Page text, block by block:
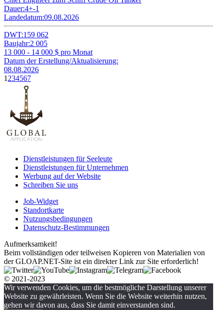
Dauer:4+-1
Landedatum:09.08.2026
DWT:159 062
Baujahr:2 005
13 000 - 14 000 $ pro Monat
Datum der Erstellung/Aktualisierung:
08.08.2026
1 234567
Dienstleistungen für Seeleute
Dienstleistungen für Unternehmen
Werbung auf der Website
Schreiben Sie uns
Job-Widget
Standortkarte
Nutzungsbedingungen
Datenschutz-Bestimmungen
Aufmerksamkeit!
Beim vollständigen oder teilweisen Kopieren von Materialien von
der GLOAP.NET-Site ist ein direkter Link zur Site erforderlich!
© 2021-2023
Wir verwenden Cookies, um die bestmögliche Darstellung unserer
Website zu gewährleisten. Wenn Sie die Website weiterhin nutzen,
gehen wir davon aus, dass Sie damit einverstanden sind.